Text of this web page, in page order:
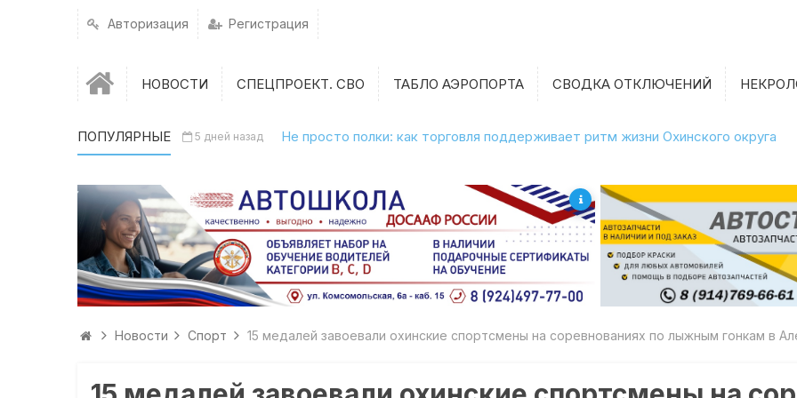
Авторизация Регистрация
НОВОСТИ СПЕЦПРОЕКТ. СВО ТАБЛО АЭРОПОРТА СВОДКА ОТКЛЮЧЕНИЙ
ПОПУЛЯРНЫЕ 5 дней назад Не просто полки: как торговля поддерживает ритм жизни Охинского округа
Новости Спорт 15 медалей завоевали охинские спортсмены на соревнованиях по лыжным гонкам в